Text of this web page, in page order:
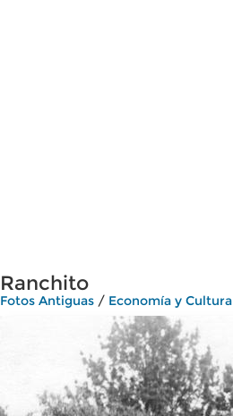
Ranchito
Fotos Antiguas / Economía y Cultura